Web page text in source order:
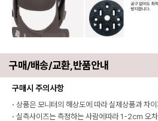
구매/배송/교환,반품안내
구매시 주의사항
· 상품은 모니터의 해상도에 따라 실제상품과 차
· 실측사이즈는 측정하는 사람에따라 1-2cm 오